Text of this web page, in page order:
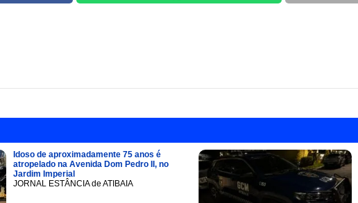
Idoso de aproximadamente 75 anos é
atropelado na Avenida Dom Pedro II, no
Jardim Imperial
JORNAL ESTÂNCIA de ATIBAIA